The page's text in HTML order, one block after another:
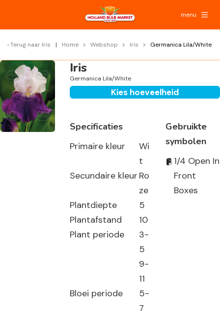
menu
Terug naar Iris Home Webshop Iris Germanica Lila/White
Iris
Germanica Lila/White
Kies hoeveelheid
Specificaties
Primaire kleur
Wi
t
Secundaire kleur Ro
ze
Plantdiepte
5
Plantafstand
10
Plant periode
3-
5
9-
11
Bloei periode
5-
7
Gebruikte
symbolen
1/4 Open In
Front
Boxes